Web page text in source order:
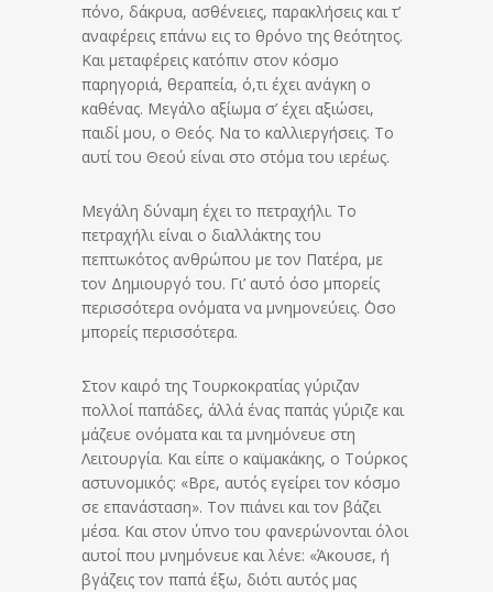
πόνο, δάκρυα, ασθένειες, παρακλήσεις και τ’
αναφέρεις επάνω εις το θρόνο της θεότητος.
Και μεταφέρεις κατόπιν στον κόσμο
παρηγοριά, θεραπεία, ό,τι έχει ανάγκη ο
καθένας. Μεγάλο αξίωμα σ’ έχει αξιώσει,
παιδί μου, ο Θεός. Να το καλλιεργήσεις. Το
αυτί του Θεού είναι στο στόμα του ιερέως.
Μεγάλη δύναμη έχει το πετραχήλι. Το
πετραχήλι είναι ο διαλλάκτης του
πεπτωκότος ανθρώπου με τον Πατέρα, με
τον Δημιουργό του. Γι’ αυτό όσο μπορείς
περισσότερα ονόματα να μνημονεύεις. ΄΄Οσο
μπορείς περισσότερα.
Στον καιρό της Τουρκοκρατίας γύριζαν
πολλοί παπάδες, άλλά ένας παπάς γύριζε και
μάζευε ονόματα και τα μνημόνευε στη
Λειτουργία. Και είπε ο καϊμακάκης, ο Τούρκος
αστυνομικός: «Βρε, αυτός εγείρει τον κόσμο
σε επανάσταση». Τον πιάνει και τον βάζει
μέσα. Και στον ύπνο του φανερώνονται όλοι
αυτοί που μνημόνευε και λένε: «Άκουσε, ή
βγάζεις τον παπά έξω, διότι αυτός μας